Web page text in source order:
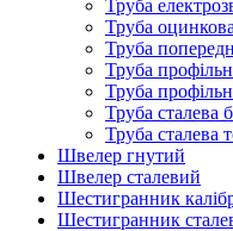
Труба
Труба
Труба
Труба
Труба
Труба сталева
Труба сталева
Швелер гнутий
Швелер сталевий
Шестигранник
Шестигранник